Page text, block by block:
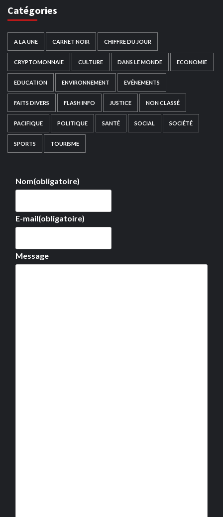
Catégories
A LA UNE CARNET NOIR CHIFFRE DU JOUR
CRYPTOMONNAIE CULTURE DANS LE MONDE ECONOMIE
EDUCATION ENVIRONNEMENT EVÉNEMENTS
FAITS DIVERS FLASH INFO JUSTICE NON CLASSÉ
PACIFIQUE POLITIQUE SANTÉ SOCIAL SOCIÉTÉ
SPORTS TOURISME
Nom(obligatoire)
E-mail(obligatoire)
Message